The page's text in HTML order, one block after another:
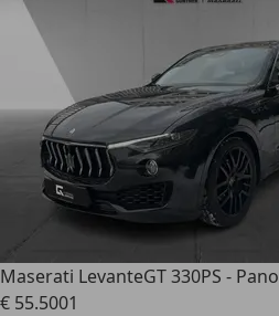
Maserati LevanteGT 330PS -
€ 55.5001